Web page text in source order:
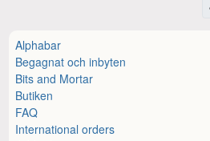
Alphabar
Begagnat och inbyten
Bits and Mortar
Butiken
FAQ
International orders